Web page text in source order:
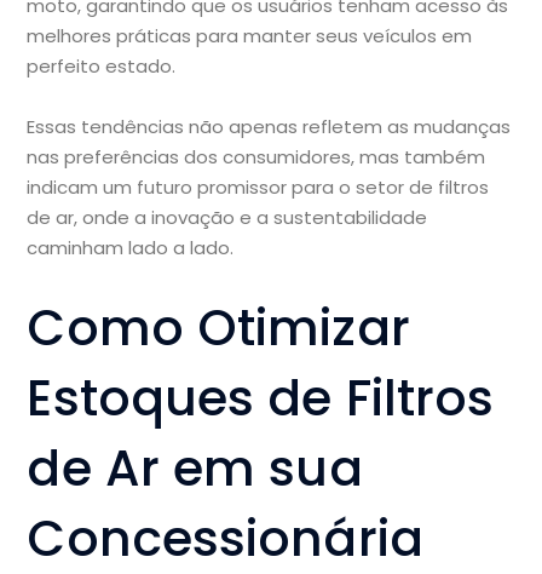
moto, garantindo que os usuários tenham acesso às
melhores práticas para manter seus veículos em
perfeito estado.
Essas tendências não apenas refletem as mudanças
nas preferências dos consumidores, mas também
indicam um futuro promissor para o setor de filtros
de ar, onde a inovação e a sustentabilidade
caminham lado a lado.
Como Otimizar
Estoques de Filtros
de Ar em sua
Concessionária